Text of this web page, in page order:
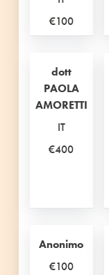
€100
dott
PAOLA
AMORETTI
IT
€400
Anonimo
€100